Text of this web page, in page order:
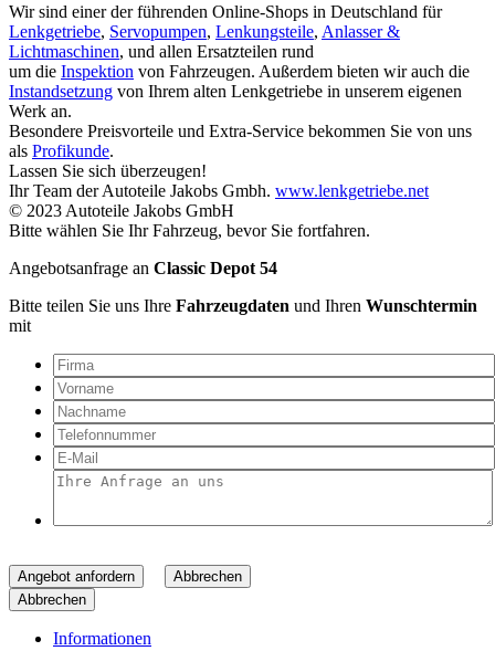
Wir sind einer der führenden Online-Shops in Deutschland für
Lenkgetriebe, Servopumpen, Lenkungsteile, Anlasser &
Lichtmaschinen, und allen Ersatzteilen rund
um die Inspektion von Fahrzeugen. Außerdem bieten wir auch die
Instandsetzung von Ihrem alten Lenkgetriebe in unserem eigenen
Werk an.
Besondere Preisvorteile und Extra-Service bekommen Sie von uns
als Profikunde.
Lassen Sie sich überzeugen!
Ihr Team der Autoteile Jakobs Gmbh. www.lenkgetriebe.net
© 2023 Autoteile Jakobs GmbH
Bitte wählen Sie Ihr Fahrzeug, bevor Sie fortfahren.
Angebotsanfrage an Classic Depot 54
Bitte teilen Sie uns Ihre Fahrzeugdaten und Ihren Wunschtermin
mit
Angebot anfordern
Abbrechen
Abbrechen
Informationen